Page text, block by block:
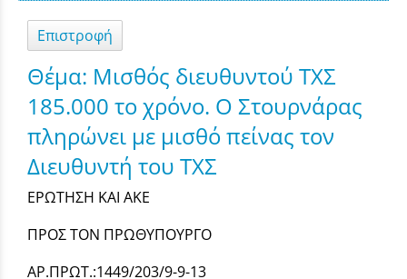
Επιστροφή
Θέμα: Μισθός διευθυντού ΤΧΣ
185.000 το χρόνο. Ο Στουρνάρας
πληρώνει με μισθό πείνας τον
Διευθυντή του ΤΧΣ
ΕΡΩΤΗΣΗ ΚΑΙ ΑΚΕ
ΠΡΟΣ ΤΟΝ ΠΡΩΘΥΠΟΥΡΓΟ
ΑΡ.ΠΡΩΤ.:1449/203/9-9-13